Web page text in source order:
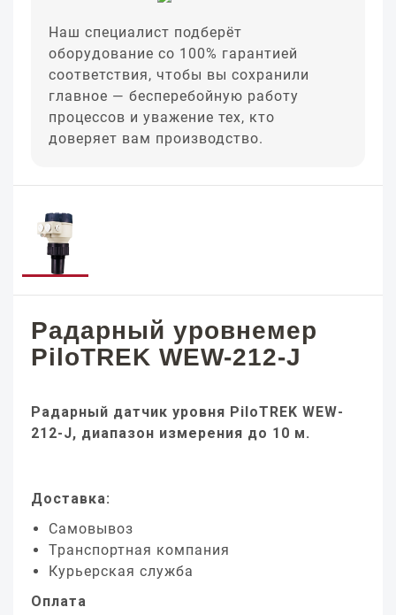
Наш специалист подберёт
оборудование со 100% гарантией
соответствия, чтобы вы сохранили
главное — бесперебойную работу
процессов и уважение тех, кто
доверяет вам производство.
Радарный уровнемер
PiloTREK WEW-212-J
Радарный датчик уровня PiloTREK WEW-
212-J, диапазон измерения до 10 м.
Доставка:
Самовывоз
Транспортная компания
Курьерская служба
Оплата